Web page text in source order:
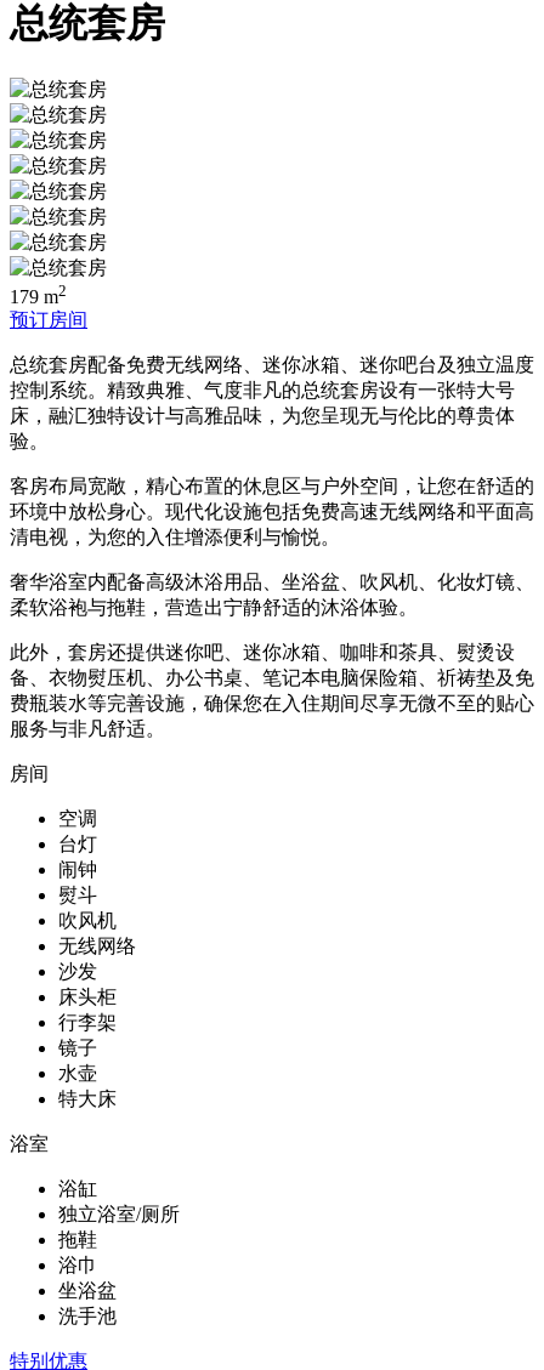
总统套房
179 m2
预订房间
总统套房配备免费无线网络、迷你冰箱、迷你吧台及独立温度
控制系统。精致典雅、气度非凡的总统套房设有一张特大号
床，融汇独特设计与高雅品味，为您呈现无与伦比的尊贵体
验。
客房布局宽敞，精心布置的休息区与户外空间，让您在舒适的
环境中放松身心。现代化设施包括免费高速无线网络和平面高
清电视，为您的入住增添便利与愉悦。
奢华浴室内配备高级沐浴用品、坐浴盆、吹风机、化妆灯镜、
柔软浴袍与拖鞋，营造出宁静舒适的沐浴体验。
此外，套房还提供迷你吧、迷你冰箱、咖啡和茶具、熨烫设
备、衣物熨压机、办公书桌、笔记本电脑保险箱、祈祷垫及免
费瓶装水等完善设施，确保您在入住期间尽享无微不至的贴心
服务与非凡舒适。
房间
空调
台灯
闹钟
熨斗
吹风机
无线网络
沙发
床头柜
行李架
镜子
水壶
特大床
浴室
浴缸
独立浴室/厕所
拖鞋
浴巾
坐浴盆
洗手池
特别优惠